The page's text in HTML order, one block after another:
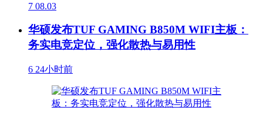
7 08.03
华硕发布TUF GAMING B850M WIFI主板：
务实电竞定位，强化散热与易用性
6 24小时前